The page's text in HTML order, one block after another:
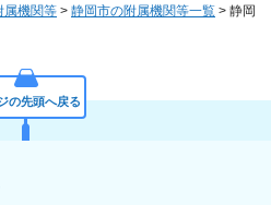
属機関等 > 静岡市の附属機関等一覧 > 静岡
の先頭へ戻る